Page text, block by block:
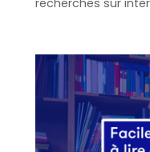
recherches sur